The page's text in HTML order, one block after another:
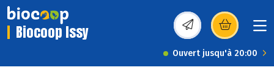
Biocoop Issy (s’ouvre dans une
Ouvert jusqu'à 20:00